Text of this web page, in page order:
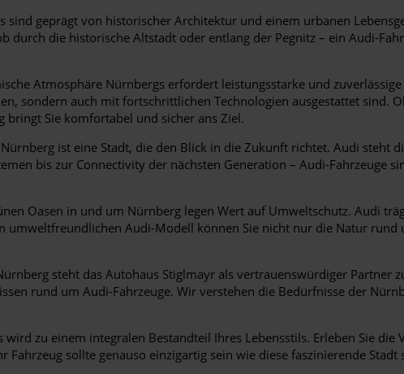
sind geprägt von historischer Architektur und einem urbanen
durch die historische Altstadt oder entlang der Pegnitz – ein Audi-
Atmosphäre Nürnbergs erfordert leistungsstarke und
sondern auch mit fortschrittlichen Technologien ausgestattet sind.
bringt Sie komfortabel und sicher ans Ziel.
Nürnberg ist eine Stadt, die den Blick in die Zukunft richtet. Audi steht
bis zur Connectivity der nächsten Generation – Audi-Fahrzeuge
Oasen in und um Nürnberg legen Wert auf Umweltschutz. Audi
Audi-Modell können Sie nicht nur die Natur
steht das Autohaus Stiglmayr als vertrauenswürdiger Partner
rund um Audi-Fahrzeuge. Wir verstehen die Bedürfnisse der
zu einem integralen Bestandteil Ihres Lebensstils. Erleben Sie
sollte genauso einzigartig sein wie diese faszinierende Stadt